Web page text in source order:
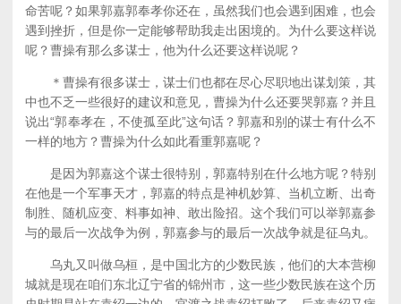
命苦呢？如果郭嘉郭奉孝你还在，虽然我们也会遇到困难，也会
遇到挫折，但是你一定能够帮助我走出困境的。为什么要这样说
呢？曹操有那么多谋士，他为什么还要这样说呢？
＊曹操有很多谋士，谋士们也都在尽心尽职地出谋划策，其
中也不乏一些很好的建议和意见，曹操为什么还要哭郭嘉？并且
说出“郭奉孝在，不使孤至此”这句话？郭嘉和别的谋士有什么不
一样的地方？曹操为什么如此看重郭嘉呢？
是因为郭嘉这个谋士很特别，郭嘉特别在什么地方呢？特别
在他是一个军事天才，郭嘉的特点是神机妙算、当机立断、出奇
制胜、随机应变、料事如神、敢出险招。这个我们可以举郭嘉参
与的最后一次战争为例，郭嘉参与的最后一次战争就是征乌丸。
乌丸又叫做乌桓，是中国北方的少数民族，他们的大本营柳
城就是现在咱们东北辽宁省的锦州市，这一些少数民族在这个历